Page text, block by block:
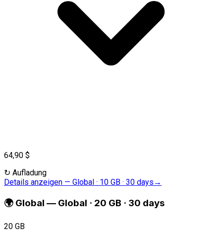
64,90 $
↻ Aufladung
Details anzeigen — Global · 10 GB · 30 days →
🌍 Global — Global · 20 GB · 30 days
20 GB